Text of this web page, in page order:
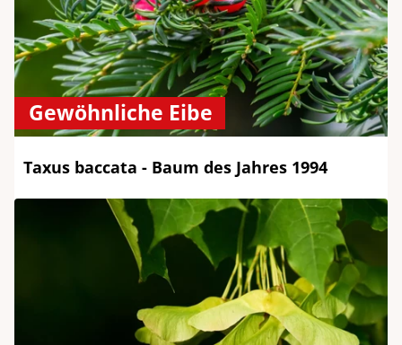
Gewöhnliche Eibe
Taxus baccata - Baum des Jahres 1994